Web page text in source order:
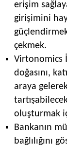
erişim
girişimini
çekmek.
Virtonomics
doğasını,
araya
oluşturmak
Bankanın
bağlılığını